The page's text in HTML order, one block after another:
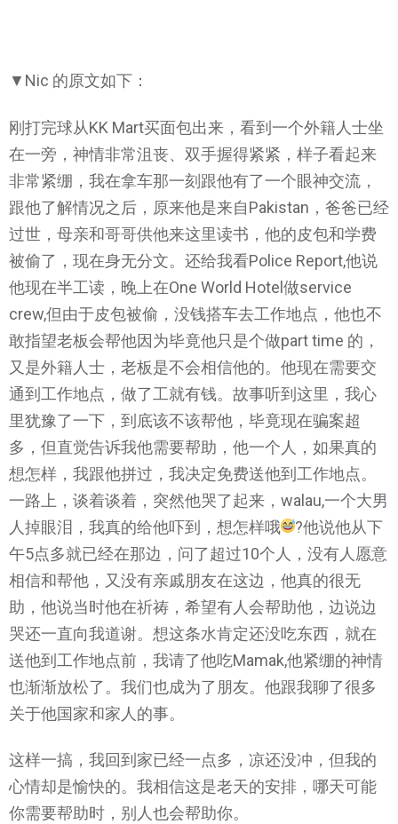
▼Nic 的原文如下：
刚打完球从KK Mart买面包出来，看到一个外籍人士坐
在一旁，神情非常沮丧、双手握得紧紧，样子看起来
非常紧绷，我在拿车那一刻跟他有了一个眼神交流，
跟他了解情况之后，原来他是来自Pakistan，爸爸已经
过世，母亲和哥哥供他来这里读书，他的皮包和学费
被偷了，现在身无分文。还给我看Police Report,他说
他现在半工读，晚上在One World Hotel做service
crew,但由于皮包被偷，没钱搭车去工作地点，他也不
敢指望老板会帮他因为毕竟他只是个做part time 的，
又是外籍人士，老板是不会相信他的。他现在需要交
通到工作地点，做了工就有钱。故事听到这里，我心
里犹豫了一下，到底该不该帮他，毕竟现在骗案超
多，但直觉告诉我他需要帮助，他一个人，如果真的
想怎样，我跟他拼过，我决定免费送他到工作地点。
一路上，谈着谈着，突然他哭了起来，walau,一个大男
人掉眼泪，我真的给他吓到，想怎样哦
?他说他从下
午5点多就已经在那边，问了超过10个人，没有人愿意
相信和帮他，又没有亲戚朋友在这边，他真的很无
助，他说当时他在祈祷，希望有人会帮助他，边说边
哭还一直向我道谢。想这条水肯定还没吃东西，就在
送他到工作地点前，我请了他吃Mamak,他紧绷的神情
也渐渐放松了。我们也成为了朋友。他跟我聊了很多
关于他国家和家人的事。
这样一搞，我回到家已经一点多，凉还没冲，但我的
心情却是愉快的。我相信这是老天的安排，哪天可能
你需要帮助时，别人也会帮助你。